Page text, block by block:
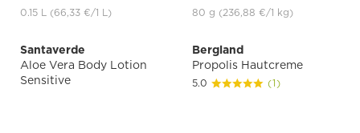
0.15 L (66,33 €/1 L) 80 g (236,88 €/1 kg)
Santaverde
Aloe Vera Body Lotion
Sensitive
Bergland
Propolis Hautcreme
5.0 (1)